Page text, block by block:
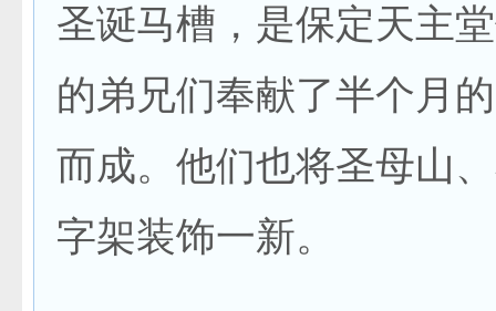
圣诞马槽，是保定天主
的弟兄们奉献了半个月
而成。他们也将圣母山
字架装饰一新。